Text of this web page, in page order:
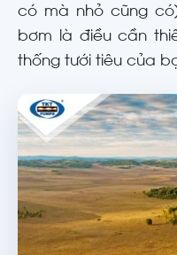
có mà nhỏ cũng
bơm là điều cần
thống tưới tiêu của